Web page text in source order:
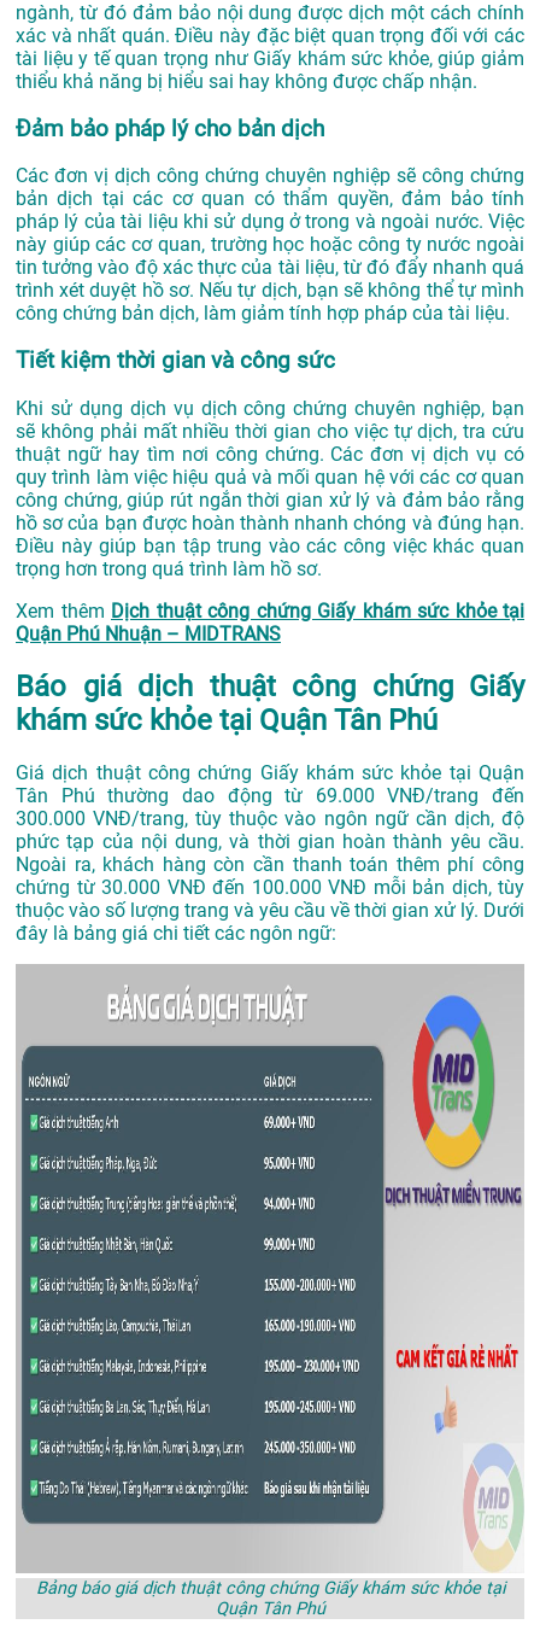
ngành, từ đó đảm bảo nội dung được dịch một cách chính
xác và nhất quán. Điều này đặc biệt quan trọng đối với các
tài liệu y tế quan trọng như Giấy khám sức khỏe, giúp giảm
thiểu khả năng bị hiểu sai hay không được chấp nhận.
Đảm bảo pháp lý cho bản dịch
Các đơn vị dịch công chứng chuyên nghiệp sẽ công chứng
bản dịch tại các cơ quan có thẩm quyền, đảm bảo tính
pháp lý của tài liệu khi sử dụng ở trong và ngoài nước. Việc
này giúp các cơ quan, trường học hoặc công ty nước ngoài
tin tưởng vào độ xác thực của tài liệu, từ đó đẩy nhanh quá
trình xét duyệt hồ sơ. Nếu tự dịch, bạn sẽ không thể tự mình
công chứng bản dịch, làm giảm tính hợp pháp của tài liệu.
Tiết kiệm thời gian và công sức
Khi sử dụng dịch vụ dịch công chứng chuyên nghiệp, bạn
sẽ không phải mất nhiều thời gian cho việc tự dịch, tra cứu
thuật ngữ hay tìm nơi công chứng. Các đơn vị dịch vụ có
quy trình làm việc hiệu quả và mối quan hệ với các cơ quan
công chứng, giúp rút ngắn thời gian xử lý và đảm bảo rằng
hồ sơ của bạn được hoàn thành nhanh chóng và đúng hạn.
Điều này giúp bạn tập trung vào các công việc khác quan
trọng hơn trong quá trình làm hồ sơ.
Xem thêm Dịch thuật công chứng Giấy khám sức khỏe tại
Quận Phú Nhuận – MIDTRANS
Báo giá dịch thuật công chứng Giấy
khám sức khỏe tại Quận Tân Phú
Giá dịch thuật công chứng Giấy khám sức khỏe tại Quận
Tân Phú thường dao động từ 69.000 VNĐ/trang đến
300.000 VNĐ/trang, tùy thuộc vào ngôn ngữ cần dịch, độ
phức tạp của nội dung, và thời gian hoàn thành yêu cầu.
Ngoài ra, khách hàng còn cần thanh toán thêm phí công
chứng từ 30.000 VNĐ đến 100.000 VNĐ mỗi bản dịch, tùy
thuộc vào số lượng trang và yêu cầu về thời gian xử lý. Dưới
đây là bảng giá chi tiết các ngôn ngữ:
Bảng báo giá dịch thuật công chứng Giấy khám sức khỏe tại
Quận Tân Phú